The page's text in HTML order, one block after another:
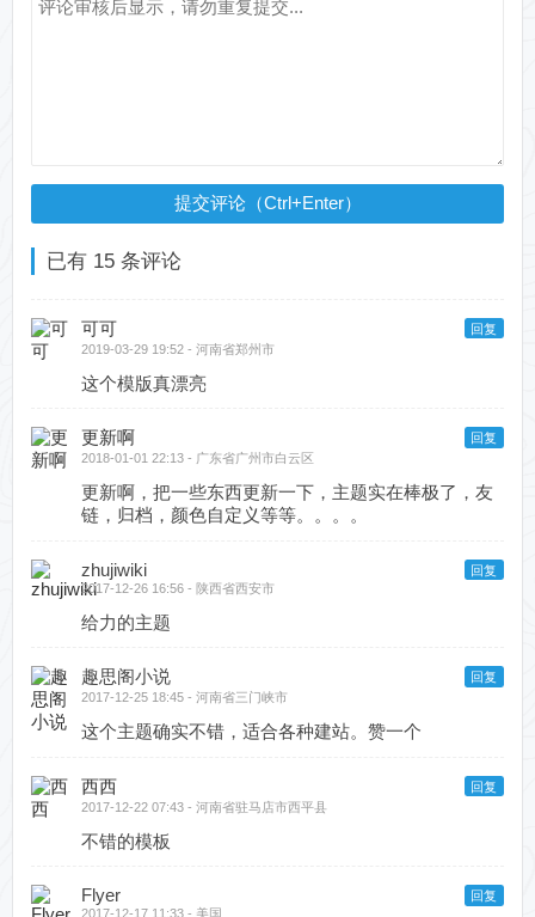
提交评论（Ctrl+Enter）
已有 15 条评论
可可
2019-03-29 19:52 - 河南省郑州市
回复
这个模版真漂亮
更新啊
2018-01-01 22:13 - 广东省广州市白云区
回复
更新啊，把一些东西更新一下，主题实在棒极了，友
链，归档，颜色自定义等等。。。。
zhujiwiki
2017-12-26 16:56 - 陕西省西安市
回复
给力的主题
趣思阁小说
2017-12-25 18:45 - 河南省三门峡市
回复
这个主题确实不错，适合各种建站。赞一个
西西
2017-12-22 07:43 - 河南省驻马店市西平县
回复
不错的模板
Flyer
2017-12-17 11:33 - 美国
回复